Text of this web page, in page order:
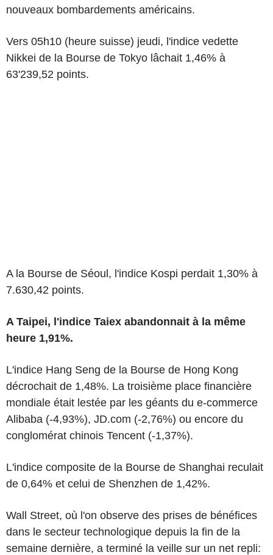
nouveaux bombardements américains.
Vers 05h10 (heure suisse) jeudi, l'indice vedette
Nikkei de la Bourse de Tokyo lâchait 1,46% à
63'239,52 points.
A la Bourse de Séoul, l'indice Kospi perdait 1,30% à
7.630,42 points.
A Taipei, l'indice Taiex abandonnait à la même
heure 1,91%.
L'indice Hang Seng de la Bourse de Hong Kong
décrochait de 1,48%. La troisième place financière
mondiale était lestée par les géants du e-commerce
Alibaba (-4,93%), JD.com (-2,76%) ou encore du
conglomérat chinois Tencent (-1,37%).
L'indice composite de la Bourse de Shanghai reculait
de 0,64% et celui de Shenzhen de 1,42%.
Wall Street, où l'on observe des prises de bénéfices
dans le secteur technologique depuis la fin de la
semaine dernière, a terminé la veille sur un net repli: